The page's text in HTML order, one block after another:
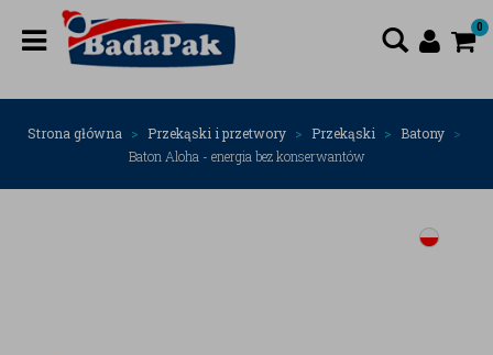
0
Strona główna Przekąski i przetwory Przekąski
Batony
Baton Aloha - energia bez konserwantów